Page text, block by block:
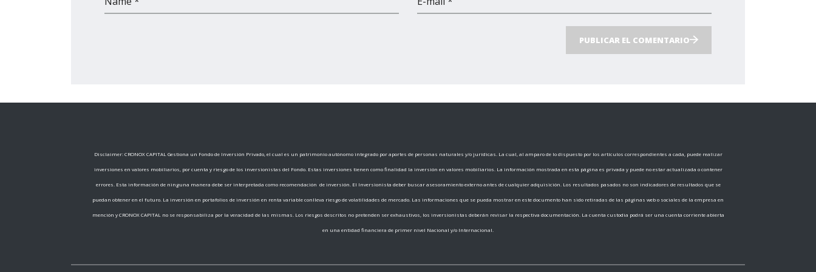
PUBLICAR EL COMENTARIO
Disclaimer: CRONOX CAPITAL Gestiona un Fondo de Inversión Privado, el cual es un patrimonio autónomo integrado por aportes de personas naturales y/o jurídicas. La cual, al amparo de lo dispuesto por los artículos correspondientes a cada, puede realizar
inversiones en valores mobiliarios, por cuenta y riesgo de los inversionistas del Fondo. Estas inversiones tienen como finalidad la inversión en valores mobiliarios. La información mostrada en esta página es privada y puede no estar actualizada o contener
errores. Esta información de ninguna manera debe ser interpretada como recomendación de inversión. El Inversionista deber buscar asesoramiento externo antes de cualquier adquisición. Los resultados pasados no son indicadores de resultados que se
puedan obtener en el futuro. La inversión en portafolios de inversión en renta variable conlleva riesgo de volatilidades de mercado. Las informaciones que se pueda mostrar en este documento han sido retiradas de las páginas web o sociales de la empresa en
mención y CRONOX CAPITAL no se responsabiliza por la veracidad de las mismas. Los riesgos descritos no pretenden ser exhaustivos, los inversionistas deberán revisar la respectiva documentación. La cuenta custodia podrá ser una cuenta corriente abierta
en una entidad financiera de primer nivel Nacional y/o Internacional.